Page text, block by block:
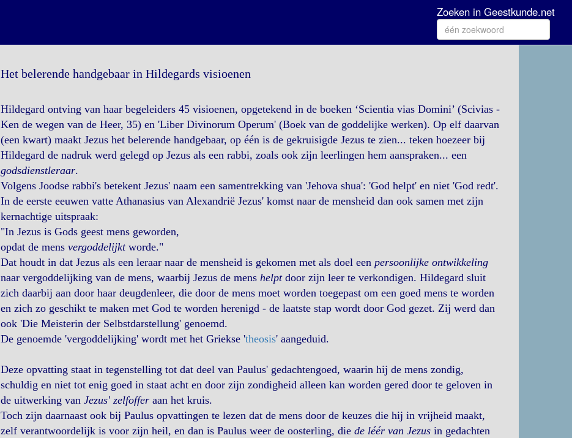
Zoeken in Geestkunde.net
Het belerende handgebaar in Hildegards visioenen
Hildegard ontving van haar begeleiders 45 visioenen, opgetekend in de boeken ‘Scientia vias Domini’ (Scivias -
Ken de wegen van de Heer, 35) en 'Liber Divinorum Operum' (Boek van de goddelijke werken). Op elf daarvan
(een kwart) maakt Jezus het belerende handgebaar, op één is de gekruisigde Jezus te zien... teken hoezeer bij
Hildegard de nadruk werd gelegd op Jezus als een rabbi, zoals ook zijn leerlingen hem aanspraken... een
godsdienstleraar.
Volgens Joodse rabbi's betekent Jezus' naam een samentrekking van 'Jehova shua': 'God helpt' en niet 'God redt'.
In de eerste eeuwen vatte Athanasius van Alexandrië Jezus' komst naar de mensheid dan ook samen met zijn
kernachtige uitspraak:
"In Jezus is Gods geest mens geworden,
opdat de mens vergoddelijktworde."
Dat houdt in dat Jezus als een leraar naar de mensheid is gekomen met als doel een persoonlijke ontwikkeling
naar vergoddelijking van de mens, waarbij Jezus de mens helptdoor zijn leer te verkondigen. Hildegard sluit
zich daarbij aan door haar deugdenleer, die door de mens moet worden toegepast om een goed mens te worden
en zich zo geschikt te maken met God te worden herenigd - de laatste stap wordt door God gezet. Zij werd dan
ook 'Die Meisterin der Selbstdarstellung' genoemd.
De genoemde 'vergoddelijking' wordt met het Griekse 'theosis' aangeduid.
Deze opvatting staat in tegenstelling tot dat deel van Paulus' gedachtengoed, waarin hij de mens zondig,
schuldig en niet tot enig goed in staat acht en door zijn zondigheid alleen kan worden gered door te geloven in
de uitwerking van Jezus' zelfofferaan het kruis.
Toch zijn daarnaast ook bij Paulus opvattingen te lezen dat de mens door de keuzes die hij in vrijheid maakt,
zelf verantwoordelijk is voor zijn heil, en dan is Paulus weer de oosterling, die de léér van Jezusin gedachten